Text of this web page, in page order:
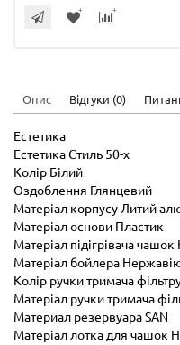
Опис Відгуки (0)
Естетика
Естетика Стиль 50-х
Колір Білий
Оздоблення Глянцевий
Матеріал корпусу Литий
Матеріал основи Пластик
Матеріал підігрівача
Матеріал бойлера
Колір ручки тримача
Матеріал ручки тримача
Материал резервуара SAN
Матеріал лотка для чашок